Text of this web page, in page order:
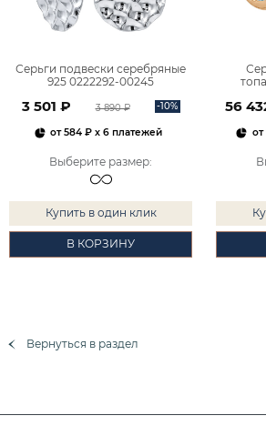
Серьги подвески серебряные
925 0222292-00245
3 501 ₽ 3 890 ₽ -10%
от584 ₽ x 6 платежей
Выберите размер:
Купить в один клик
В КОРЗИНУ
56
от
Вернуться в раздел